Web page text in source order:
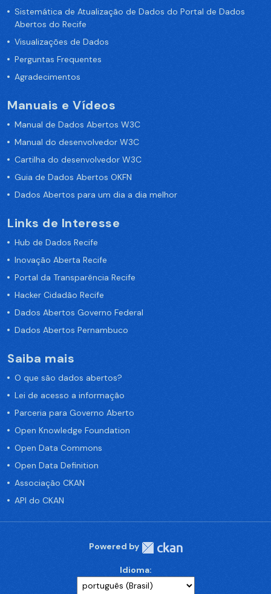
Sistemática de Atualização de Dados do Portal de Dados
Abertos do Recife
Visualizações de Dados
Perguntas Frequentes
Agradecimentos
Manuais e Vídeos
Manual de Dados Abertos W3C
Manual do desenvolvedor W3C
Cartilha do desenvolvedor W3C
Guia de Dados Abertos OKFN
Dados Abertos para um dia a dia melhor
Links de Interesse
Hub de Dados Recife
Inovação Aberta Recife
Portal da Transparência Recife
Hacker Cidadão Recife
Dados Abertos Governo Federal
Dados Abertos Pernambuco
Saiba mais
O que são dados abertos?
Lei de acesso a informação
Parceria para Governo Aberto
Open Knowledge Foundation
Open Data Commons
Open Data Definition
Associação CKAN
API do CKAN
Powered by
Idioma